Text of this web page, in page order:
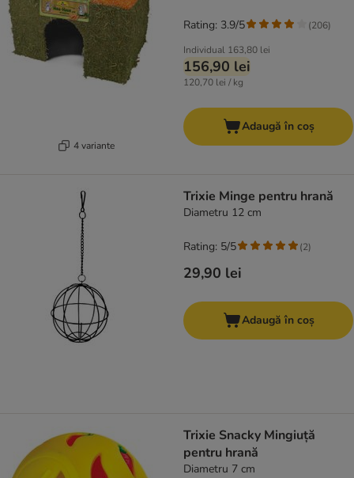
4 variante
Individual 163,80 lei
156,90 lei
120,70 lei / kg
Rating: 3.9/5 (206)
Adaugă în coș
Trixie Minge pentru hrană
Diametru 12 cm
29,90 lei
Rating: 5/5 (2)
Adaugă în coș
Trixie Snacky Mingiuță
pentru hrană
Diametru 7 cm